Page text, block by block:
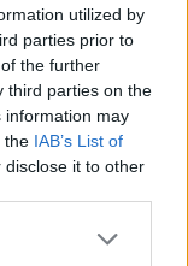
utilized by
parties prior to
the further
third parties on the
information may
the IAB’s List of
it to other
a parlamentnek
a 10
is
a Magyar
a
pártok...